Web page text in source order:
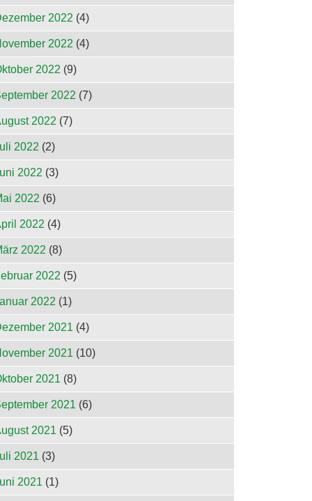
2022 (4)
2022 (4)
2022 (9)
2022 (7)
2022 (7)
2022 (2)
2022 (3)
2022 (6)
2022 (4)
2022 (8)
2022 (5)
2022 (1)
2021 (4)
2021 (10)
2021 (8)
2021 (6)
2021 (5)
2021 (3)
2021 (1)